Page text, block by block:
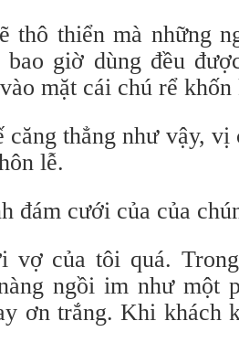
thô thiển mà những
bao giờ dùng đều
mặt cái chú rể
thẳng như vậy, vị
lễ.
đám cưới của của
vợ của tôi quá.
ngồi im như một
ơn trắng. Khi khách